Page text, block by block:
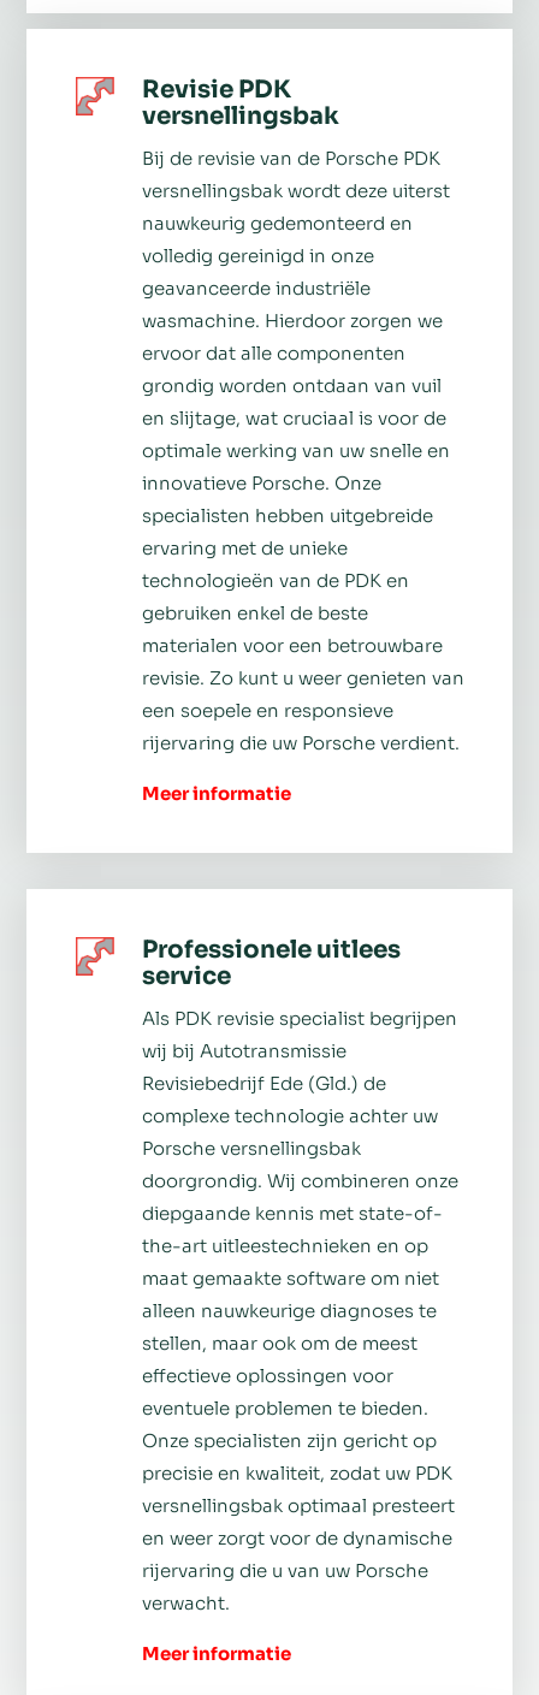
Revisie PDK
versnellingsbak
Bij de revisie van de Porsche PDK
versnellingsbak wordt deze uiterst
nauwkeurig gedemonteerd en
volledig gereinigd in onze
geavanceerde industriële
wasmachine. Hierdoor zorgen we
ervoor dat alle componenten
grondig worden ontdaan van vuil
en slijtage, wat cruciaal is voor de
optimale werking van uw snelle en
innovatieve Porsche. Onze
specialisten hebben uitgebreide
ervaring met de unieke
technologieën van de PDK en
gebruiken enkel de beste
materialen voor een betrouwbare
revisie. Zo kunt u weer genieten van
een soepele en responsieve
rijervaring die uw Porsche verdient.
Meer informatie
Professionele uitlees
service
Als PDK revisie specialist begrijpen
wij bij Autotransmissie
Revisiebedrijf Ede (Gld.) de
complexe technologie achter uw
Porsche versnellingsbak
doorgrondig. Wij combineren onze
diepgaande kennis met state-of-
the-art uitleestechnieken en op
maat gemaakte software om niet
alleen nauwkeurige diagnoses te
stellen, maar ook om de meest
effectieve oplossingen voor
eventuele problemen te bieden.
Onze specialisten zijn gericht op
precisie en kwaliteit, zodat uw PDK
versnellingsbak optimaal presteert
en weer zorgt voor de dynamische
rijervaring die u van uw Porsche
verwacht.
Meer informatie